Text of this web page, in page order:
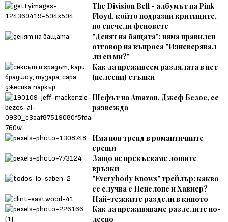
The Division Bell - албумът на Pink
Floyd, който подразни критиците,
но спечели феновете
"Денят на бащата": няма правилен
отговор на въпроса "Изневерявал
ли си ми?"
Как да преживеем раздялата в пет
(нелесни) стъпки
Шефът на Amazon, Джеф Безос, се
развежда
Има нов тренд в романтичните
срещи
Защо не прекъсваме лошите
връзки
"Everybody Knows" трейлър: какво
се случва с Пенелопе и Хавиер?
Най-тежките раздели в киното
Как да преживяваме разделите по-
лесно